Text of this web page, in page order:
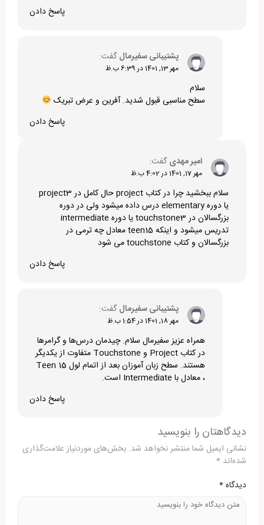
پاسخ دادن
پشتیبانی سفیرمال گفت:
مهر 13, 1401 در 6:39 ب.ظ
سلام
سطح مناسبی قبول شدید. آفرین و عرض تبریک
پاسخ دادن
امیر مهدی گفت:
مهر 17, 1401 در 4:02 ب.ظ
سلام ببخشید چرا در کتاب project حال کامل در project3
یا دوره elementary درس داده میشود ولی در دوره
بزرگسالان در touchstone3 یا دوره intermediate
تدریس میشود و اینکه teen15 معادل چه ترمی در
بزرگسالان و کتاب touchstone می شود
پاسخ دادن
پشتیبانی سفیرمال گفت:
مهر 18, 1401 در 1:54 ب.ظ
همراه عزیز سفیرمال سلام. چیدمان درس‌ها و گرامرها
در کتاب Project و Touchstone متفاوت از یکدیگر
هستند. سطح زبان آموزان بعد از اتمام لول Teen 15
، معادل با Intermediate است.
پاسخ دادن
دیدگاهتان را بنویسید
نشانی ایمیل شما منتشر نخواهد شد. بخش‌های موردنیاز علامت‌گذاری
شده‌اند *
دیدگاه*